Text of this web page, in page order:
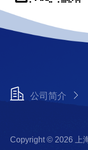
公司简介
Copyright © 2026 上